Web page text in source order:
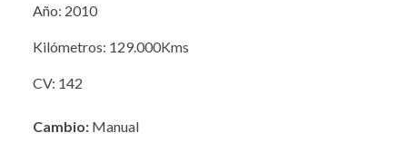
Año: 2010
Kilómetros: 129.000Kms
CV: 142
Cambio: Manual